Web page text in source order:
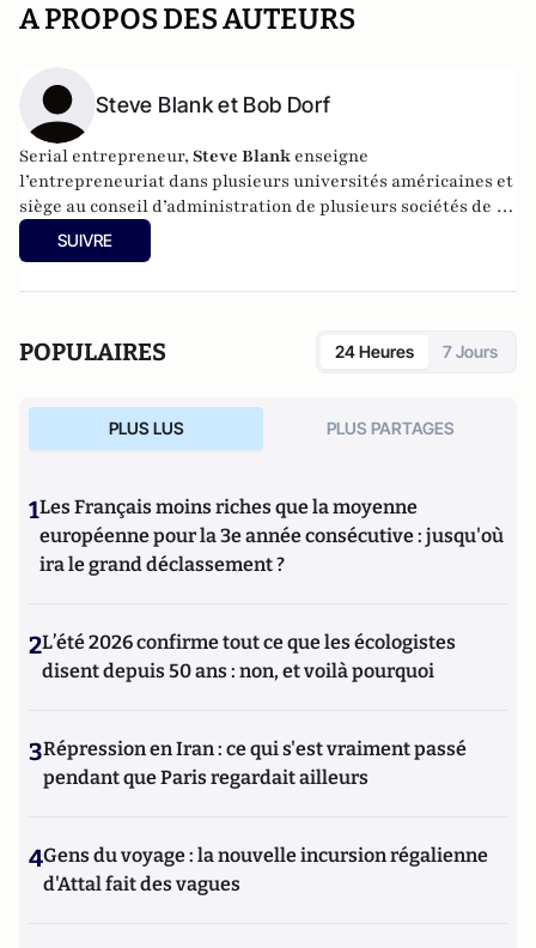
A PROPOS DES AUTEURS
Steve Blank et Bob Dorf
Serial entrepreneur, Steve Blank enseigne
l’entrepreneuriat dans plusieurs universités américaines et
siège au conseil d’administration de plusieurs sociétés de la
Silicon Valley. Il a développé sa théorie du Customer
Development dans
ans, il est le conseiller privilégié de grandes organisations
la clientèle".
SUIVRE
POPULAIRES 24 Heures 7 Jours
PLUS LUS PLUS PARTAGES
1Les Français moins riches que la moyenne
européenne pour la 3e année consécutive : jusqu'où
ira le grand déclassement ?
2L’été 2026 confirme tout ce que les écologistes
disent depuis 50 ans : non, et voilà pourquoi
3Répression en Iran : ce qui s'est vraiment passé
pendant que Paris regardait ailleurs
4Gens du voyage : la nouvelle incursion régalienne
d'Attal fait des vagues